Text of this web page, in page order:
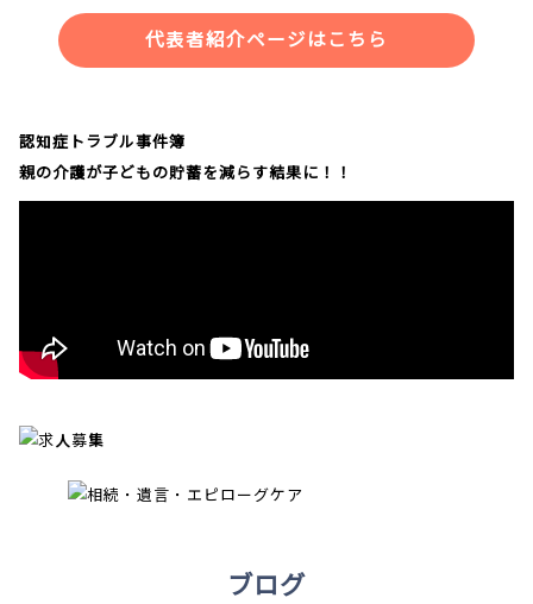
・NHK「あさイチ」
・NHK「クローズアップ現代プラス」
・NHK「ニュースウォッチ９」
代表者紹介ページはこちら
認知症トラブル事件簿
親の介護が子どもの貯蓄を減らす結果に！！
ブログ